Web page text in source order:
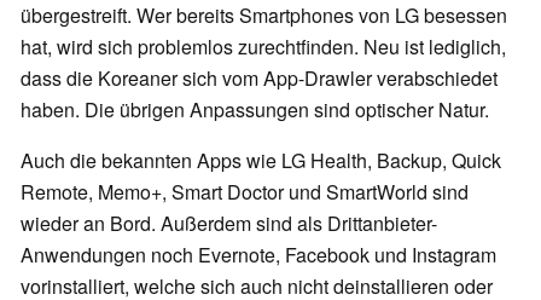
übergestreift. Wer bereits Smartphones von LG besessen
hat, wird sich problemlos zurechtfinden. Neu ist lediglich,
dass die Koreaner sich vom App-Drawler verabschiedet
haben. Die übrigen Anpassungen sind optischer Natur.
Auch die bekannten Apps wie LG Health, Backup, Quick
Remote, Memo+, Smart Doctor und SmartWorld sind
wieder an Bord. Außerdem sind als Drittanbieter-
Anwendungen noch Evernote, Facebook und Instagram
vorinstalliert, welche sich auch nicht deinstallieren oder